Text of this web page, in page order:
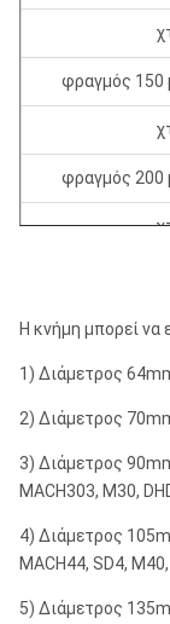
κομμάτι
κομμάτι που
Κομμάτι
(λίβρα & κλ)
Backhead στα
επίπεδα
(ίντσα)
Ελάχιστο
μέγεθος
φραγμός
φραγμός
φραγμός
φραγμός 350
Επάνω από τις
Η κνήμη μπορεί να
1) Διάμετρος
2) Διάμετρος
3) Διάμετρος
MACH303, M30,
4) Διάμετρος
MACH44, SD4,
5) Διάμετρος